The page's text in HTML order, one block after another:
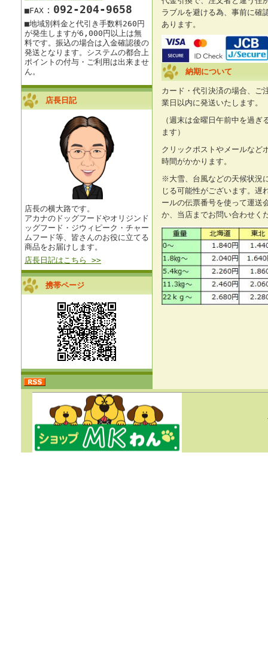
■FAX ： 092‐204-9658
■地域別料金と 代引き手数料260円
が発生しますが6,000円以上は無
料です。 振込の場合は入金確認後の
発送となります。 システムの都合上
ポイントの付与・ご利用は出来ませ
ん。
店長日記
店長の横大路です。
アカナのドッグフードやオリジンド
ッグフード・ジウィピーク・チャー
ムフード等、皆さんのお役に立てる
商品をお届けします。
店長日記はこちら >>
携帯ページ
ラブルを避ける為、事前に確
あります。
納期について
カード・代引決済の場合、ご
業日以内に発送いたします。
（週末は金曜日午前中を過ぎ
ます）
クリックポストやメールなど
時間がかかります。
※大雪、台風などの天候状況
じる可能性がございます。遅
ールの伝票番号を使って運送
か、当店までお問い合わせく